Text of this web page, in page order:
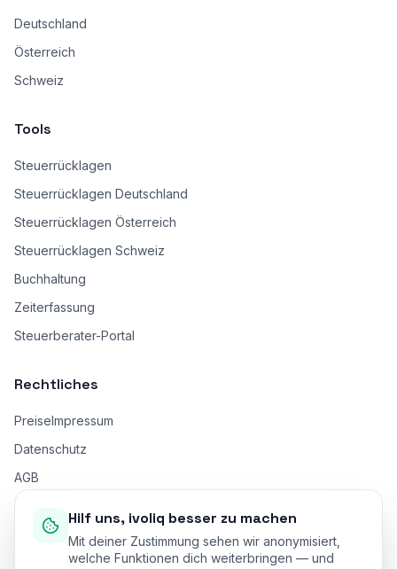
Deutschland
Österreich
Schweiz
Tools
Steuerrücklagen
Steuerrücklagen Deutschland
Steuerrücklagen Österreich
Steuerrücklagen Schweiz
Buchhaltung
Zeiterfassung
Steuerberater-Portal
Rechtliches
PreiseImpressum
Datenschutz
AGB
SB-Vertrag (Steuerberater)
SB-AVV (Steuerberater)
Hilf uns, ivoliq besser zu machen
Mit deiner Zustimmung sehen wir anonymisiert,
welche Funktionen dich weiterbringen — und